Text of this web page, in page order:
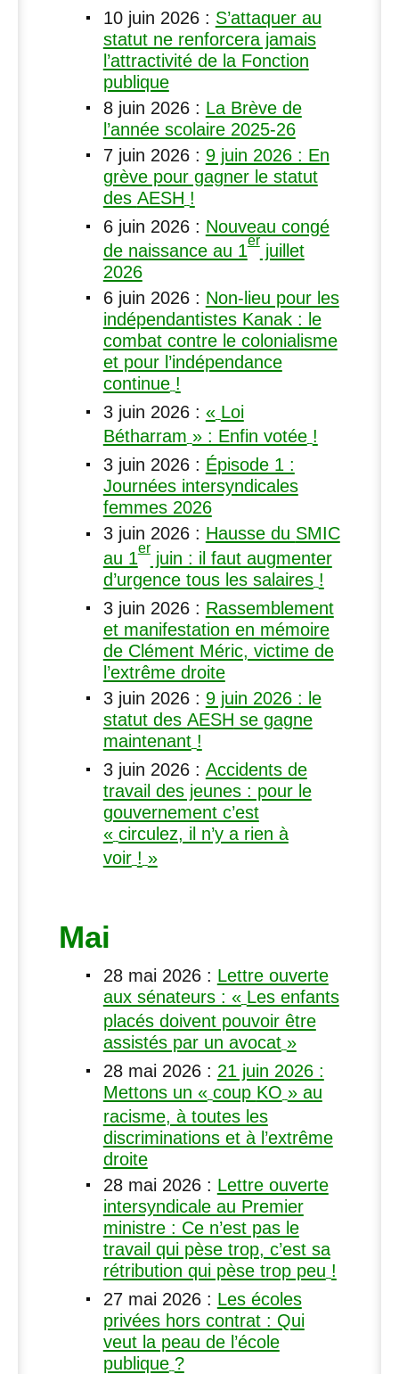
10 juin 2026: S’attaquer au
statut ne renforcera jamais
l’attractivité de la Fonction
publique
8 juin 2026: La Brève de
l’année scolaire 2025-26
7 juin 2026: 9 juin 2026 : En
grève pour gagner le statut
des AESH !
6 juin 2026: Nouveau congé
de naissance au 1
er
juillet
2026
6 juin 2026: Non-lieu pour les
indépendantistes Kanak : le
combat contre le colonialisme
et pour l’indépendance
continue !
3 juin 2026: « Loi
Bétharram » : Enfin votée !
3 juin 2026: Épisode 1 :
Journées intersyndicales
femmes 2026
3 juin 2026: Hausse du SMIC
au 1
er
juin : il faut augmenter
d’urgence tous les salaires !
3 juin 2026: Rassemblement
et manifestation en mémoire
de Clément Méric, victime de
l’extrême droite
3 juin 2026: 9 juin 2026 : le
statut des AESH se gagne
maintenant !
3 juin 2026: Accidents de
travail des jeunes : pour le
gouvernement c’est
« circulez, il n’y a rien à
voir ! »
Mai
28 mai 2026: Lettre ouverte
aux sénateurs : « Les enfants
placés doivent pouvoir être
assistés par un avocat »
28 mai 2026: 21 juin 2026 :
Mettons un « coup KO » au
racisme, à toutes les
discriminations et à l’extrême
droite
28 mai 2026: Lettre ouverte
intersyndicale au Premier
ministre : Ce n’est pas le
travail qui pèse trop, c’est sa
rétribution qui pèse trop peu !
27 mai 2026: Les écoles
privées hors contrat : Qui
veut la peau de l’école
publique ?